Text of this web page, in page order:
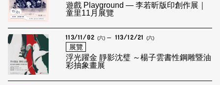
遊戲 Playground — 李若昕版印創作展｜
童里11月展覽
113/11/02 (六) 113/12/21 (六)
展覽
浮光躍金 靜影沈璧 ～楊子雲書性鋼雕暨油
彩抽象畫展